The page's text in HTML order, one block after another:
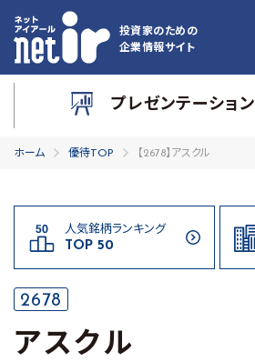
投資家のための
企業情報サイト
プレゼンテーション
ホーム 優待TOP 【2678】アスクル
人気銘柄ランキング
TOP 50
2678
アスクル